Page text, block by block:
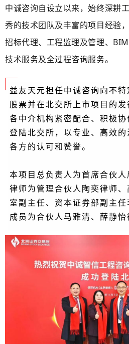
中诚咨询自设立以来，始终深耕
秀的技术团队及丰富的项目经验
招标代理、工程监理及管理、
技术服务及全过程咨询服务。
益友天元担任中诚咨询向不
股票并在北交所上市项目的
各中介机构紧密配合、积极
登陆北交所，以专业、高效
各方的认可和赞誉。
本项目总负责人为首席合伙
律师为管理合伙人陶奕律师
室副主任、资本证券部副主
成员为合伙人马雅清、薛静怡